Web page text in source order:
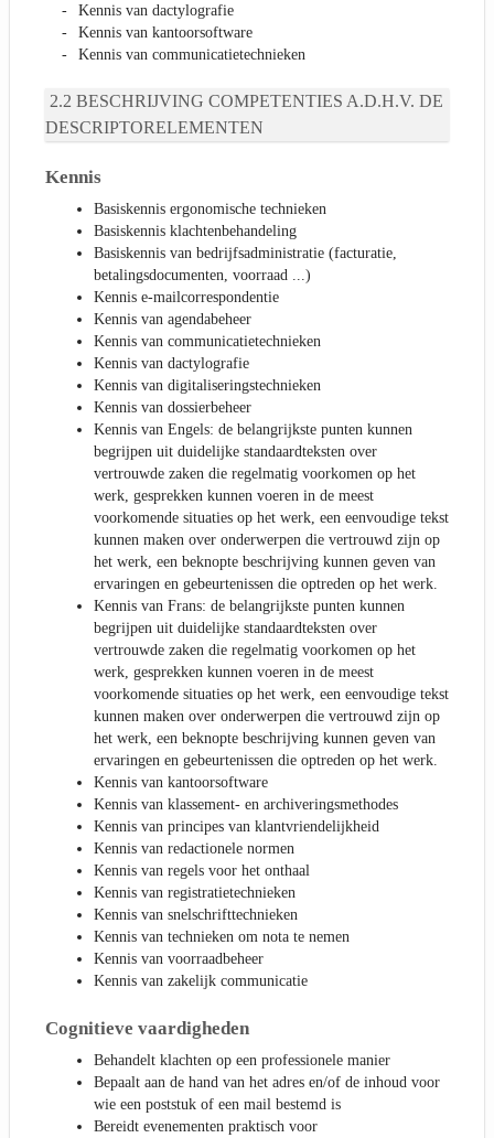
Kennis van dactylografie
Kennis van kantoorsoftware
Kennis van communicatietechnieken
BESCHRIJVING COMPETENTIES A.D.H.V. DE
DESCRIPTORELEMENTEN
Kennis
Basiskennis ergonomische technieken
Basiskennis klachtenbehandeling
Basiskennis van bedrijfsadministratie (facturatie,
betalingsdocumenten, voorraad ...)
Kennis e-mailcorrespondentie
Kennis van agendabeheer
Kennis van communicatietechnieken
Kennis van dactylografie
Kennis van digitaliseringstechnieken
Kennis van dossierbeheer
Kennis van Engels: de belangrijkste punten kunnen
begrijpen uit duidelijke standaardteksten over
vertrouwde zaken die regelmatig voorkomen op het
werk, gesprekken kunnen voeren in de meest
voorkomende situaties op het werk, een eenvoudige tekst
kunnen maken over onderwerpen die vertrouwd zijn op
het werk, een beknopte beschrijving kunnen geven van
ervaringen en gebeurtenissen die optreden op het werk.
Kennis van Frans: de belangrijkste punten kunnen
begrijpen uit duidelijke standaardteksten over
vertrouwde zaken die regelmatig voorkomen op het
werk, gesprekken kunnen voeren in de meest
voorkomende situaties op het werk, een eenvoudige tekst
kunnen maken over onderwerpen die vertrouwd zijn op
het werk, een beknopte beschrijving kunnen geven van
ervaringen en gebeurtenissen die optreden op het werk.
Kennis van kantoorsoftware
Kennis van klassement- en archiveringsmethodes
Kennis van principes van klantvriendelijkheid
Kennis van redactionele normen
Kennis van regels voor het onthaal
Kennis van registratietechnieken
Kennis van snelschrifttechnieken
Kennis van technieken om nota te nemen
Kennis van voorraadbeheer
Kennis van zakelijk communicatie
Cognitieve vaardigheden
Behandelt klachten op een professionele manier
Bepaalt aan de hand van het adres en/of de inhoud voor
wie een poststuk of een mail bestemd is
Bereidt evenementen praktisch voor